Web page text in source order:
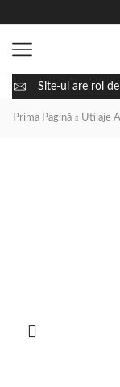
Prima Pagină Utilaje